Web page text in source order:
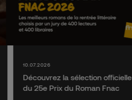
Découvrez la sélection officielle
du 25e Prix du Roman Fnac
10.07.2026